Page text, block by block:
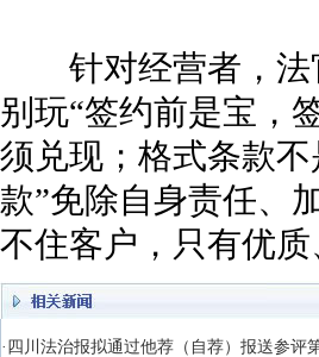
针对经营者，法
别玩“签约前是宝，
须兑现；格式条款
款”免除自身责任、
不住客户，只有优
·四川法治报拟通过他荐（自荐）报送参评